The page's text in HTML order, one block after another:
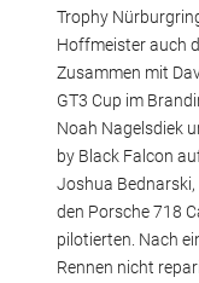
Trophy
Hoffmeister auch
Zusammen mit
GT3 Cup im
Noah Nagelsdiek
by Black Falcon
Joshua Bednarski,
den Porsche 718
pilotierten. Nach
Rennen nicht